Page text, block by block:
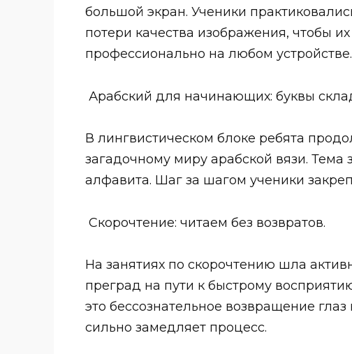
большой экран. Ученики
потери качества изображения, чтобы
профессионально на любом устройстве.
Арабский для начинающих: буквы
В лингвистическом блоке ребята
загадочному миру арабской вязи.
алфавита. Шаг за шагом ученики
Скорочтение: читаем без возвратов.
На занятиях по скорочтению шла
преград на пути к быстрому
это бессознательное возвращение
сильно замедляет процесс.